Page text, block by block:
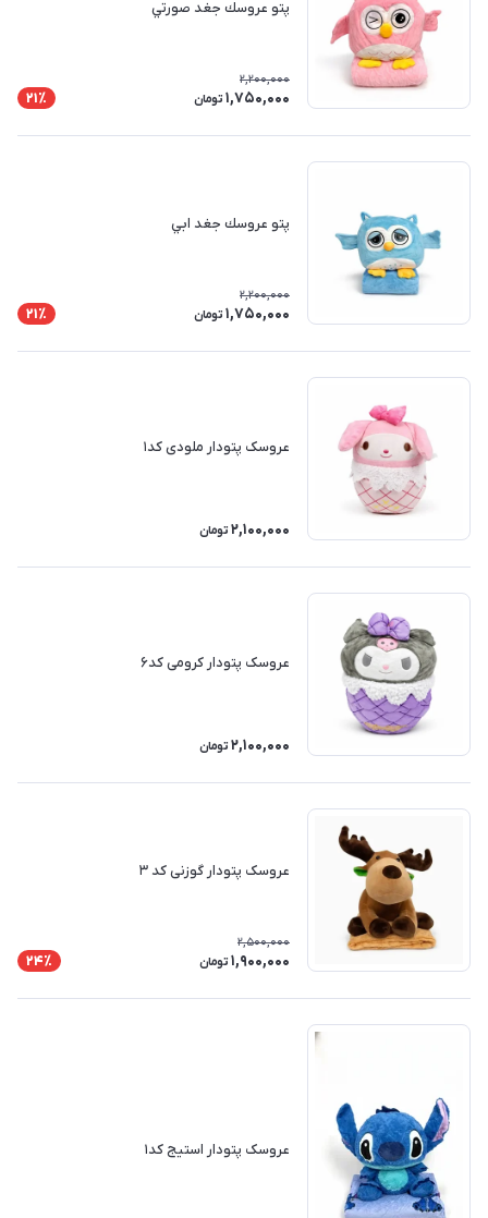
پتو عروسك جغد صورتي
2,200,000
1,750,000 تومان 21٪
پتو عروسك جغد ابي
2,200,000
1,750,000 تومان 21٪
عروسک پتودار ملودی کد۱
2,100,000 تومان
عروسک پتودار کرومی کد۶
2,100,000 تومان
عروسک پتودار گوزنی کد ۳
2,500,000
1,900,000 تومان 24٪
عروسک پتودار استیج کد۱